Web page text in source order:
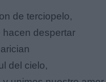
de terciopelo,
hacen despertar
del cielo,